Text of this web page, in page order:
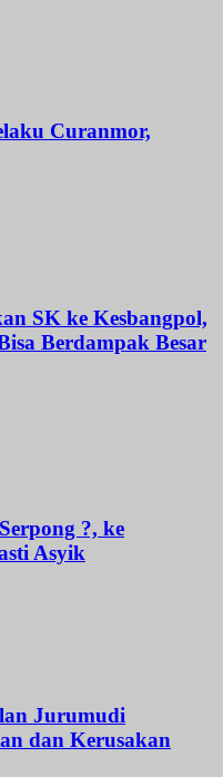
Curanmor,
SK ke Kesbangpol,
Berdampak Besar
?, ke
Asyik
Jurumudi
dan Kerusakan